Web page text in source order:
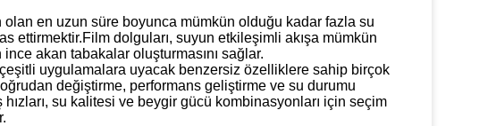
en uzun süre boyunca mümkün olduğu kadar fazla su
ettirmektir.Film dolguları, suyun etkileşimli akışa mümkün
akan tabakalar oluşturmasını sağlar.
uygulamalara uyacak benzersiz özelliklere sahip birçok
değiştirme, performans geliştirme ve su durumu
su kalitesi ve beygir gücü kombinasyonları için seçim